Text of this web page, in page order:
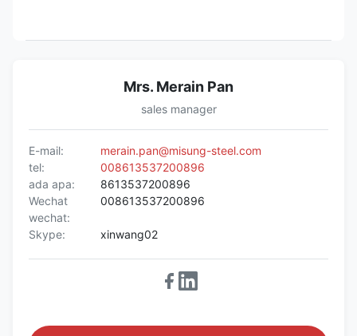
Mrs. Merain Pan
sales manager
E-mail:
merain.pan@misung-steel.com
tel:
008613537200896
ada apa:
8613537200896
Wechat
wechat:
008613537200896
Skype: xinwang02